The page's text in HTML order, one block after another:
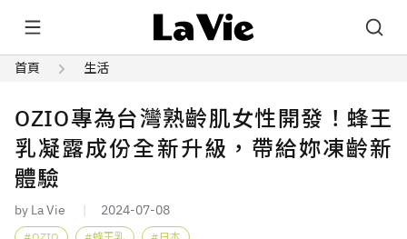
首頁 生活
OZIO專為台灣熟齡肌女性開發！蜂王
乳凝露成份全新升級，帶給妳凍齡新
體驗
by La Vie 2024-07-08